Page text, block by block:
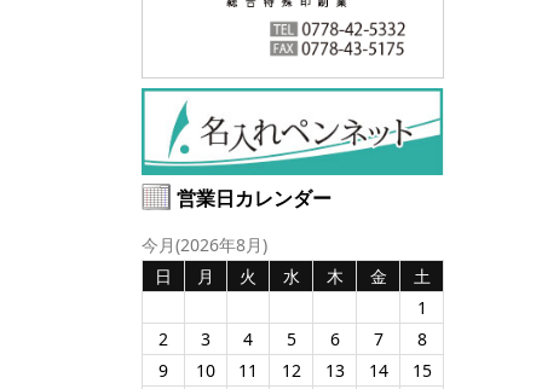
営業日カレンダー
今月(2026年8月)
日
月 火 水 木 金
土
1
2
3 4 5 6 7
8
9
10 11 12 13 14
15